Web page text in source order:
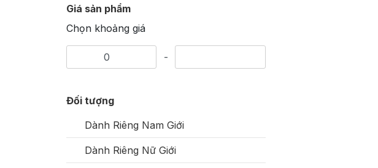
Giá sản phẩm
Chọn khoảng giá
-
Đối tượng
Dành Riêng Nam Giới
Dành Riêng Nữ Giới